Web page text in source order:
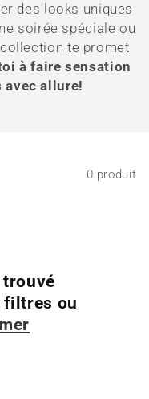
des looks uniques
soirée spéciale ou
te promet
à faire sensation
avec allure!
0 produit
filtres ou